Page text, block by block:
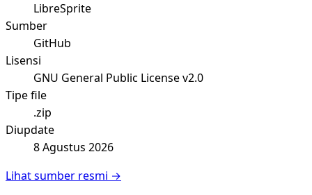
LibreSprite
Sumber
GitHub
Lisensi
GNU General Public License v2.0
Tipe file
.zip
Diupdate
8 Agustus 2026
Lihat sumber resmi →